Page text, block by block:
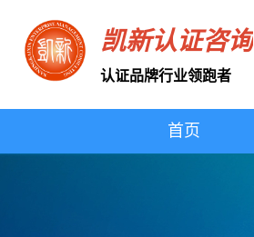
凯新认证咨询
认证品牌行业领跑者
首页